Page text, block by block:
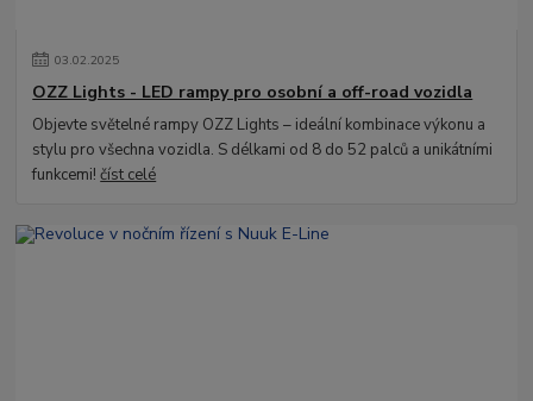
03.02.2025
OZZ Lights - LED rampy pro osobní a off-road vozidla
Objevte světelné rampy OZZ Lights – ideální kombinace výkonu a
stylu pro všechna vozidla. S délkami od 8 do 52 palců a unikátními
funkcemi!číst celé